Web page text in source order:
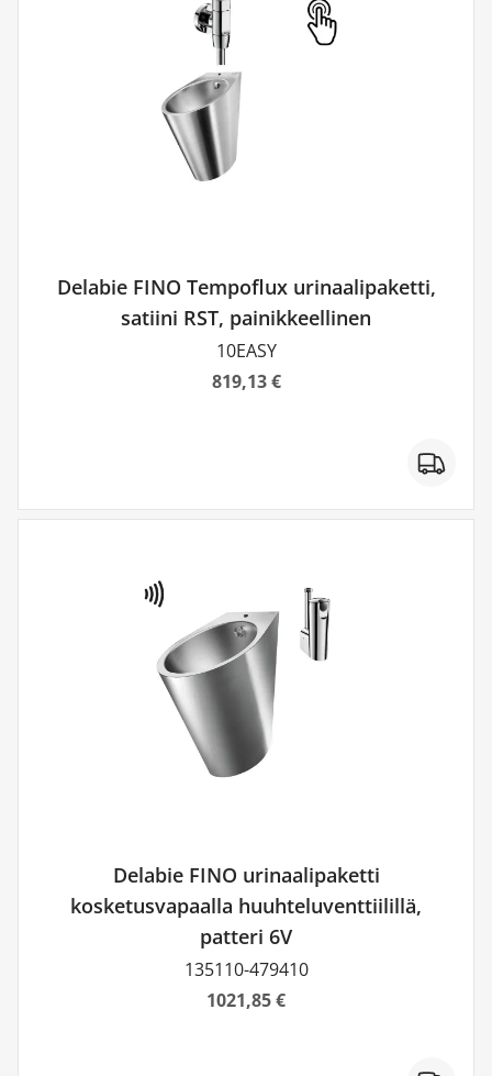
materiaali ilkivaltaa vastaan ja suunniteltu erityisesti
erilaisten julkisten tilojen käyttöön.
Maksimaalinen hygienia
Kalusteissa käytetään antibakteerista, ruostumatonta
AISI 304 -terästä. Se on ideaali ympäristöihin, joissa
vaaditaan korkean tason hygieenisyyttä, kuten julkiset
Minimaaliset säädöt ja asetukset säästävät aikaa.
Ympäristöystävällinen
Ruostumaton teräs on ympäristöystävällinen valinta ja
tukee kestävää kehitystä, sillä se on sataprosenttisesti
DELABIEn ruostumattoman teräksen valmistukseen
ansiosta myös kuljetuksen päästöt ovat pienemmät.
Tutustu myös näihin:
Huuhteluventtiilit
Delabie FINO Tempoflux urinaalipaketti,
satiini RST, painikkeellinen
10EASY
819,13 €
Delabie FINO urinaalipaketti
kosketusvapaalla huuhteluventtiilillä,
patteri 6V
135110-479410
1021,85 €